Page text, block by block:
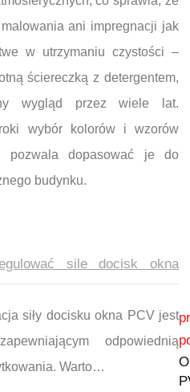
ani impregnacji jak
w utrzymaniu czystości –
ściereczką z detergentem,
wygląd przez wiele lat.
wybór kolorów i wzorów
pozwala dopasować je do
budynku.
sile docisk okna
siły docisku okna PCV jest
odpowiednią
Warto…